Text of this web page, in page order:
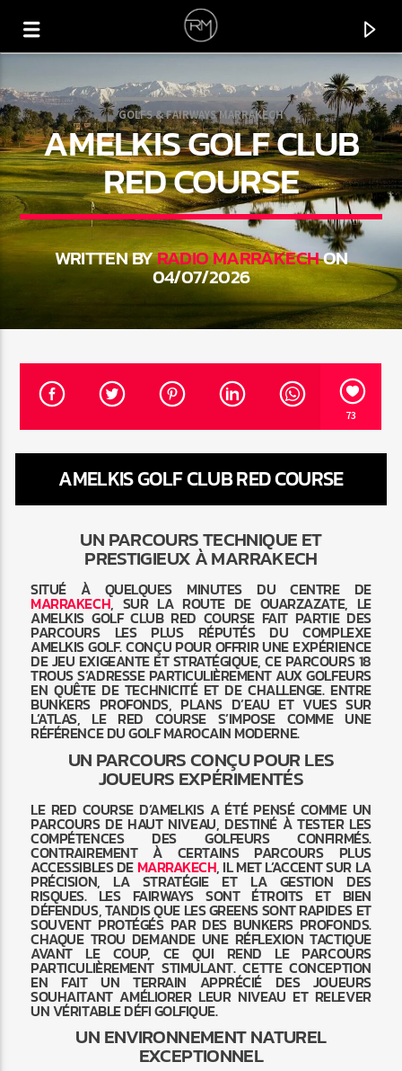
FUTURE
MONKEY SAFARI
GOLFS & FAIRWAYS MARRAKECH
AMELKIS GOLF CLUB
RED COURSE
WRITTEN BYRADIO MARRAKECHON
04/07/2026
73
AMELKIS GOLF CLUB RED COURSE
UN PARCOURS TECHNIQUE ET
PRESTIGIEUX À MARRAKECH
SITUÉ À QUELQUES MINUTES DU CENTRE DE
MARRAKECH, SUR LA ROUTE DE OUARZAZATE, LE
AMELKIS GOLF CLUB RED COURSE FAIT PARTIE DES
PARCOURS LES PLUS RÉPUTÉS DU COMPLEXE
AMELKIS GOLF. CONÇU POUR OFFRIR UNE EXPÉRIENCE
DE JEU EXIGEANTE ET STRATÉGIQUE, CE PARCOURS 18
TROUS S’ADRESSE PARTICULIÈREMENT AUX GOLFEURS
EN QUÊTE DE TECHNICITÉ ET DE CHALLENGE. ENTRE
BUNKERS PROFONDS, PLANS D’EAU ET VUES SUR
L’ATLAS, LE RED COURSE S’IMPOSE COMME UNE
RÉFÉRENCE DU GOLF MAROCAIN MODERNE.
UN PARCOURS CONÇU POUR LES
JOUEURS EXPÉRIMENTÉS
LE RED COURSE D’AMELKIS A ÉTÉ PENSÉ COMME UN
PARCOURS DE HAUT NIVEAU, DESTINÉ À TESTER LES
COMPÉTENCES DES GOLFEURS CONFIRMÉS.
CONTRAIREMENT À CERTAINS PARCOURS PLUS
ACCESSIBLES DEMARRAKECH, IL MET L’ACCENT SUR LA
PRÉCISION, LA STRATÉGIE ET LA GESTION DES
RISQUES. LES FAIRWAYS SONT ÉTROITS ET BIEN
DÉFENDUS, TANDIS QUE LES GREENS SONT RAPIDES ET
SOUVENT PROTÉGÉS PAR DES BUNKERS PROFONDS.
CHAQUE TROU DEMANDE UNE RÉFLEXION TACTIQUE
AVANT LE COUP, CE QUI REND LE PARCOURS
PARTICULIÈREMENT STIMULANT. CETTE CONCEPTION
EN FAIT UN TERRAIN APPRÉCIÉ DES JOUEURS
SOUHAITANT AMÉLIORER LEUR NIVEAU ET RELEVER
UN VÉRITABLE DÉFI GOLFIQUE.
UN ENVIRONNEMENT NATUREL
EXCEPTIONNEL